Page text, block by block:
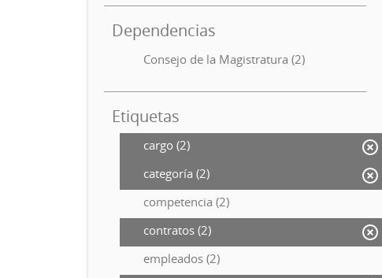
Dependencias
Consejo de la Magistratura (2)
Etiquetas
cargo (2)
categoría (2)
competencia (2)
contratos (2)
empleados (2)